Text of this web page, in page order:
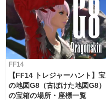
FF14
【FF14 トレジャーハント】宝
の地図G8（古ぼけた地図G8）
の宝箱の場所・座標一覧